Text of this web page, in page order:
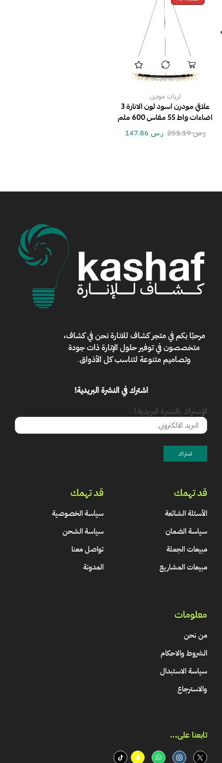
ثريات مودرن
علاقي مودرن اسود لون الانارة 3
اضاءات واط 55 مقاس 600 ملم
ر.س251.19 ر.س
مرحبًا بكم فيمتجر كشاف للانارةنحن في كشاف،
متخصصون في توفير حلول الإنارة ذات جودة
وتصاميم متنوعة لتناسب كل الأذواق.
اشترك في النشرة البريدية!
الإشتراك بالنشرة البريدية.!
قد تهمك
الأسئلة الشائعة
سياسة الضمان
مبيعات الجملة
مبيعات المشاريع
قد تهمك
سياسة الخصوصية
سياسة الشحن
تواصل معنا
المدونة
معلومات
من نحن
الشروط والاحكام
سياسة الاستبدال
والاسترجاع
تابعنا على...​